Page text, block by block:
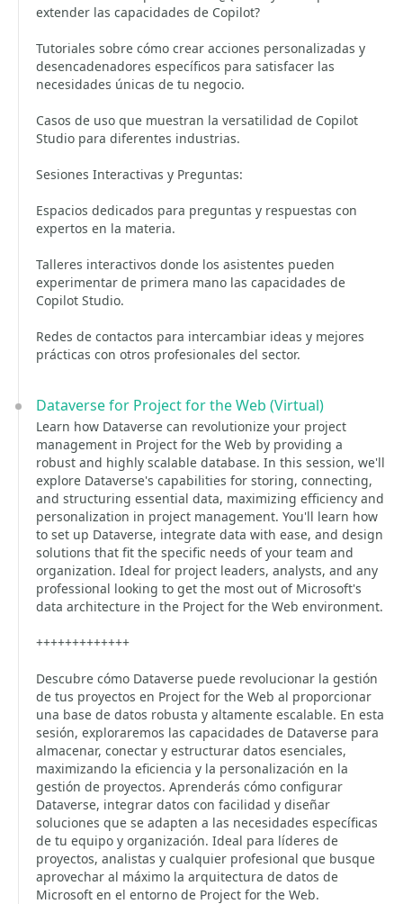
extender las capacidades de Copilot?
Tutoriales sobre cómo crear acciones personalizadas y
desencadenadores específicos para satisfacer las
necesidades únicas de tu negocio.
Casos de uso que muestran la versatilidad de Copilot
Studio para diferentes industrias.
Sesiones Interactivas y Preguntas:
Espacios dedicados para preguntas y respuestas con
expertos en la materia.
Talleres interactivos donde los asistentes pueden
experimentar de primera mano las capacidades de
Copilot Studio.
Redes de contactos para intercambiar ideas y mejores
prácticas con otros profesionales del sector.
Dataverse for Project for the Web (Virtual)
Learn how Dataverse can revolutionize your project
management in Project for the Web by providing a
robust and highly scalable database. In this session, we'll
explore Dataverse's capabilities for storing, connecting,
and structuring essential data, maximizing efficiency and
personalization in project management. You'll learn how
to set up Dataverse, integrate data with ease, and design
solutions that fit the specific needs of your team and
organization. Ideal for project leaders, analysts, and any
professional looking to get the most out of Microsoft's
data architecture in the Project for the Web environment.
+++++++++++++
Descubre cómo Dataverse puede revolucionar la gestión
de tus proyectos en Project for the Web al proporcionar
una base de datos robusta y altamente escalable. En esta
sesión, exploraremos las capacidades de Dataverse para
almacenar, conectar y estructurar datos esenciales,
maximizando la eficiencia y la personalización en la
gestión de proyectos. Aprenderás cómo configurar
Dataverse, integrar datos con facilidad y diseñar
soluciones que se adapten a las necesidades específicas
de tu equipo y organización. Ideal para líderes de
proyectos, analistas y cualquier profesional que busque
aprovechar al máximo la arquitectura de datos de
Microsoft en el entorno de Project for the Web.